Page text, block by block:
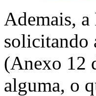
Ademais,
solicitando
(Anexo 12
alguma, o